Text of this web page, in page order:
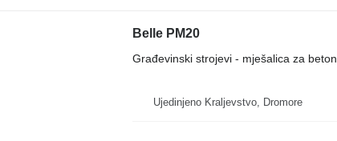
Belle PM20
Građevinski strojevi - mješalica za beton
Ujedinjeno Kraljevstvo, Dromore